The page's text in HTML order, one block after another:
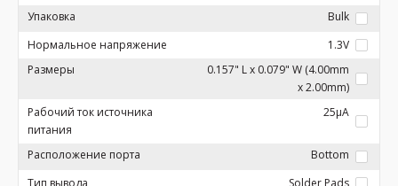
Упаковка
Bulk
Нормальное напряжение
1.3V
Размеры
0.157" L x 0.079" W (4.00mm
x 2.00mm)
Рабочий ток источника
питания
25µA
Расположение порта
Bottom
Тип вывода
Solder Pads